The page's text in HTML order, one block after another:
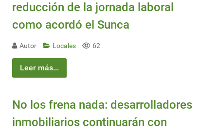
reducción de la jornada laboral
como acordó el Sunca
Autor Locales 62
Leer más...
No los frena nada: desarrolladores
inmobiliarios continuarán con